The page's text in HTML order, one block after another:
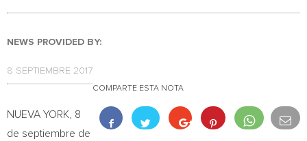
NEWS PROVIDED BY:
8 SEPTIEMBRE 2017
COMPARTE ESTA NOTA
NUEVA YORK , 8
de septiembre de